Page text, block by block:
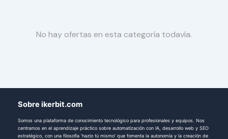
No hay ofertas en esta categoría todavía.
Sobre ikerbit.com
Somos una plataforma de conocimiento tecnológico para profesionales y equipos. Nos
centramos en el aprendizaje práctico sobre automatización con IA, desarrollo web y SEO
estratégico, con una filosofía 'hazlo tú mismo' que fomenta la autonomía y la creación de